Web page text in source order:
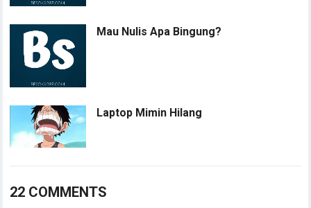
Mau Nulis Apa Bingung?
Laptop Mimin Hilang
22 COMMENTS